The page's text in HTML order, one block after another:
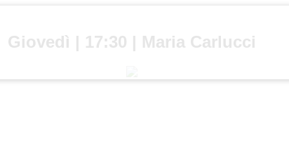
Giovedì | 17:30 | Maria Carlucci